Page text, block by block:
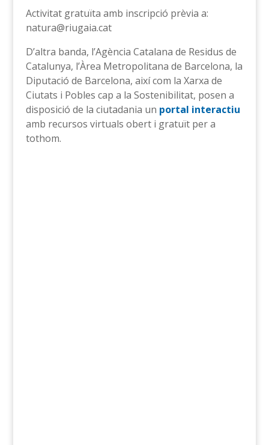
Activitat gratuïta amb inscripció prèvia a:
natura@riugaia.cat
D’altra banda, l’Agència Catalana de Residus de
Catalunya, l’Àrea Metropolitana de Barcelona, la
Diputació de Barcelona, així com la Xarxa de
Ciutats i Pobles cap a la Sostenibilitat, posen a
disposició de la ciutadania un portal interactiu
amb recursos virtuals obert i gratuït per a
tothom.